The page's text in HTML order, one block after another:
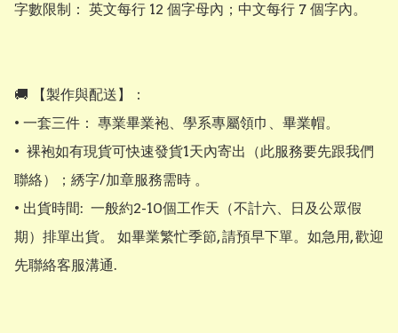
​字數限制： 英文每行 12 個字母內；中文每行 7 個字內。
​​🚚 【製作與配送】：
• ​一套三件： 專業畢業袍、學系專屬領巾、畢業帽。
•  裸袍如有現貨可快速發貨1天內寄出（此服務要先跟我們
聯絡）；綉字/加章服務需時 。
• 出貨時間:  一般約2-10個工作天（不計六、日及公眾假
期）排單出貨。 如畢業繁忙季節, 請預早下單。如急用, 歡迎
先聯絡客服溝通.